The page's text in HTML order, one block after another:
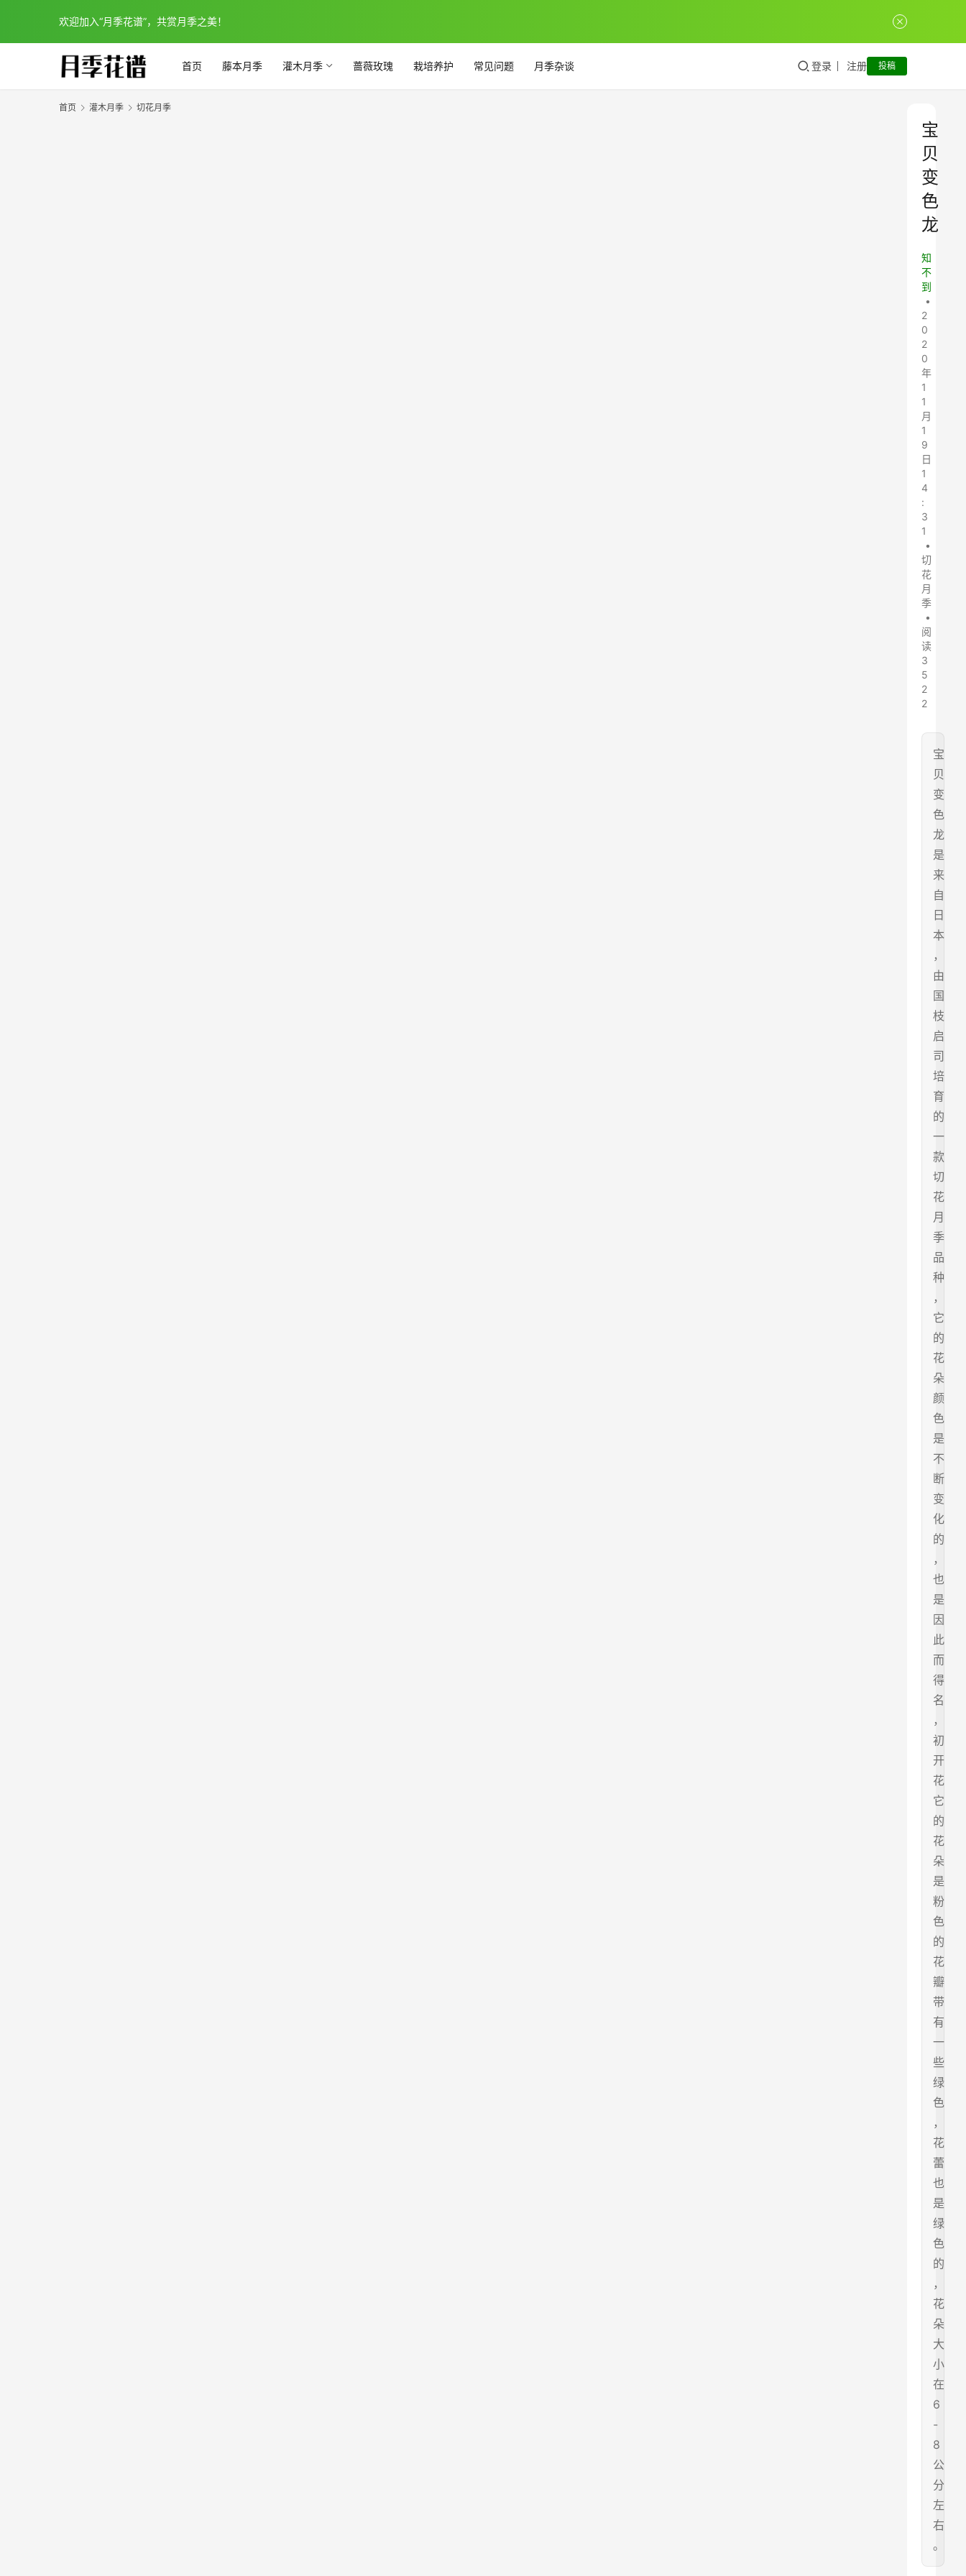
欢迎加入“月季花谱”，共赏月季之美！
首页 藤本月季 灌木月季 蔷薇玫瑰 栽培养护 常见问题 月季杂谈 登录 注册 投稿
首页 灌木月季 切花月季
宝
贝
变
色
龙
知
不
到
•
2
0
2
0
年
1
1
月
1
9
日
1
4
:
3
1
•
切
花
月
季
•
阅
读
3
5
2
2
宝
贝
变
色
龙
是
来
自
日
本
，
由
国
枝
启
司
培
育
的
一
款
切
花
月
季
品
种
，
它
的
花
朵
颜
色
是
不
断
变
化
的
，
也
是
因
此
而
得
名
，
初
开
花
它
的
花
朵
是
粉
色
的
花
瓣
带
有
一
些
绿
色
，
花
蕾
也
是
绿
色
的
，
花
朵
大
小
在
6
-
8
公
分
左
右
。